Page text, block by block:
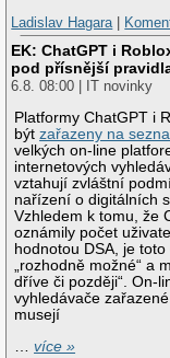
Ladislav Hagara
EK: ChatGPT i
pod přísnější
6.8. 08:00 | IT novinky
Platformy ChatGPT i
býtzařazeny na
velkých on-line
internetových
vztahují zvláštní
nařízení o digitálních
Vzhledem k tomu, že
oznámily počet
hodnotou DSA, je
„rozhodně možné“ a
dříve či později“. On-
vyhledávače
musejí
…více »